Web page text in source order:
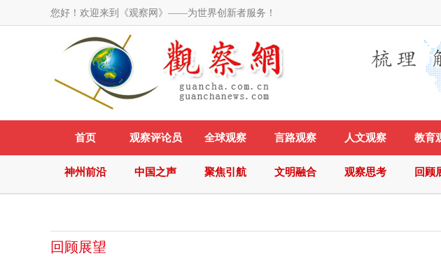
您好！欢迎来到《观察网》——为世界创新者服务！
首页 观察评论员 全球观察 言路观察 人文观察 教育
神州前沿 中国之声 聚焦引航 文明融合 观察思考 回顾
回顾展望